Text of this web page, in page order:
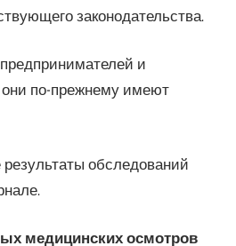
законодательства.
и
они по-прежнему имеют
результаты обследований
медицинских осмотров